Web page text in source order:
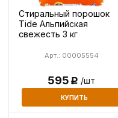
Стиральный порошок
Tide Альпийская
свежесть 3 кг
Арт.: 00005554
595Р /шт
КУПИТЬ